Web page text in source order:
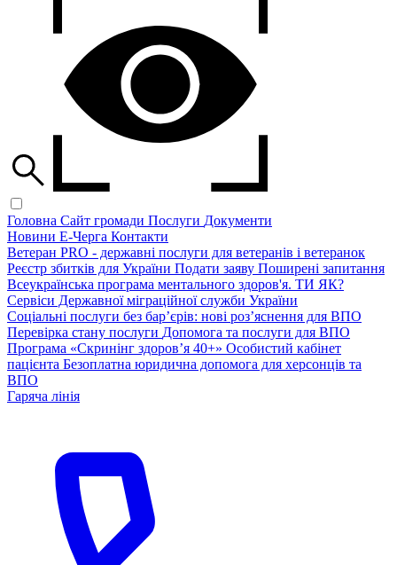
Головна Сайт громади Послуги Документи
Новини Е-Черга Контакти
Ветеран PRO - державні послуги для ветеранів і ветеранок
Реєстр збитків для України Подати заяву Поширені запитання
Всеукраїнська програма ментального здоров'я. ТИ ЯК?
Сервіси Державної міграційної служби України
Соціальні послуги без бар’єрів: нові роз’яснення для ВПО
Перевірка стану послуги Допомога та послуги для ВПО
Програма «Скринінг здоров’я 40+» Особистий кабінет
пацієнта Безоплатна юридична допомога для херсонців та
ВПО
Гаряча лінія